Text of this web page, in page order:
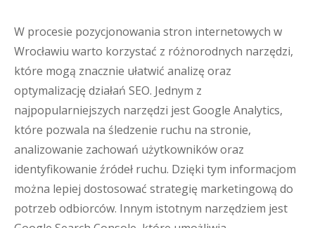
W procesie pozycjonowania stron internetowych w
Wrocławiu warto korzystać z różnorodnych narzędzi,
które mogą znacznie ułatwić analizę oraz
optymalizację działań SEO. Jednym z
najpopularniejszych narzędzi jest Google Analytics,
które pozwala na śledzenie ruchu na stronie,
analizowanie zachowań użytkowników oraz
identyfikowanie źródeł ruchu. Dzięki tym informacjom
można lepiej dostosować strategię marketingową do
potrzeb odbiorców. Innym istotnym narzędziem jest